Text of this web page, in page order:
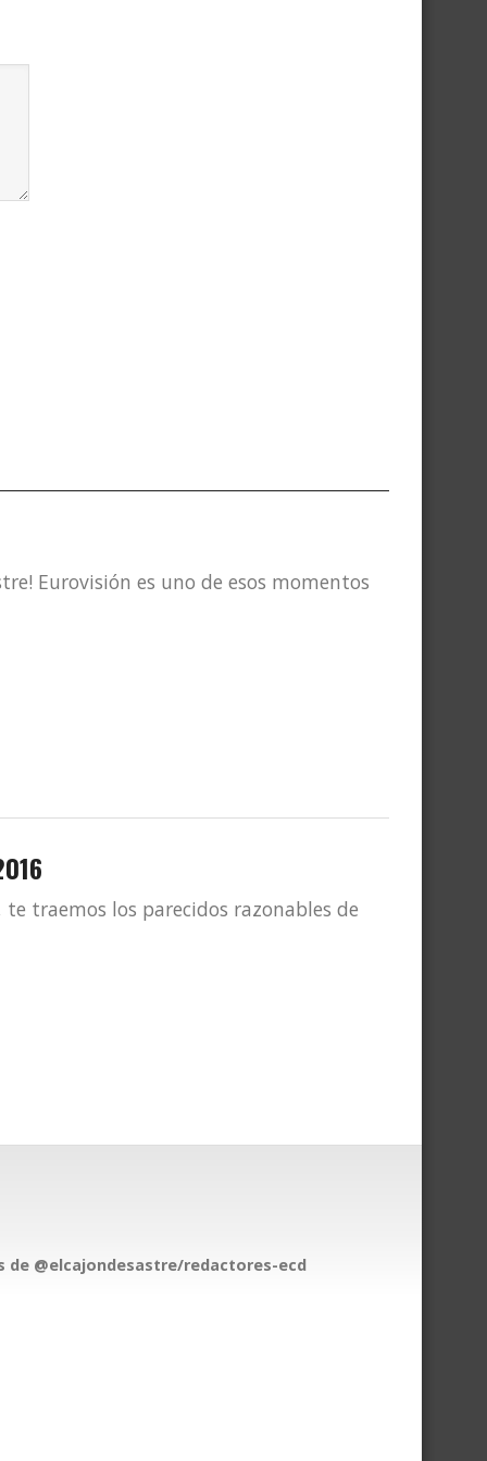
Eurovisión es uno de esos momentos
traemos los parecidos razonables de
de @elcajondesastre/redactores-ecd